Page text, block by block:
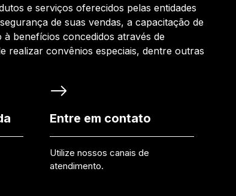
e serviços oferecidos pelas entidades
de suas vendas, a capacitação de
benefícios concedidos através de
realizar convênios especiais, dentre outras
Entre em contato
Utilize nossos canais de
atendimento.